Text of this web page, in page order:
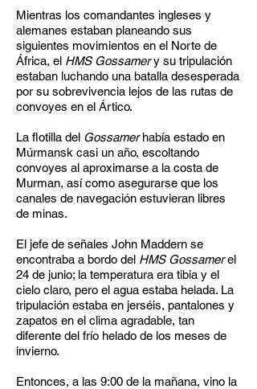
Mientras los comandantes ingleses y
alemanes estaban planeando sus
siguientes movimientos en el Norte de
África, el HMS Gossamery su tripulación
estaban luchando una batalla desesperada
por su sobrevivencia lejos de las rutas de
convoyes en el Ártico.
La flotilla del Gossamerhabía estado en
Múrmansk casi un año, escoltando
convoyes al aproximarse a la costa de
Murman, así como asegurarse que los
canales de navegación estuvieran libres
de minas.
El jefe de señales John Maddern se
encontraba a bordo del HMS Gossamerel
24 de junio; la temperatura era tibia y el
cielo claro, pero el agua estaba helada. La
tripulación estaba en jerséis, pantalones y
zapatos en el clima agradable, tan
diferente del frío helado de los meses de
invierno.
Entonces, a las 9:00 de la mañana, vino la